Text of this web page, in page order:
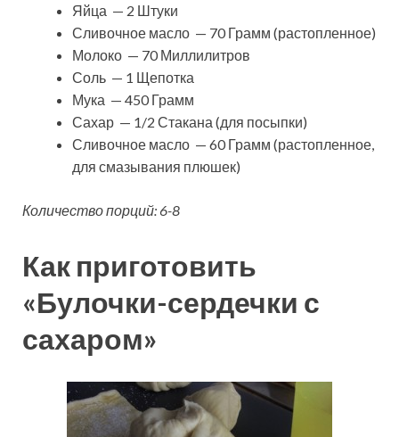
Яйца — 2 Штуки
Сливочное масло — 70 Грамм (растопленное)
Молоко — 70 Миллилитров
Соль — 1 Щепотка
Мука — 450 Грамм
Сахар — 1/2 Стакана (для посыпки)
Сливочное масло — 60 Грамм (растопленное,
для смазывания плюшек)
Количество порций: 6-8
Как приготовить
«Булочки-сердечки с
сахаром»